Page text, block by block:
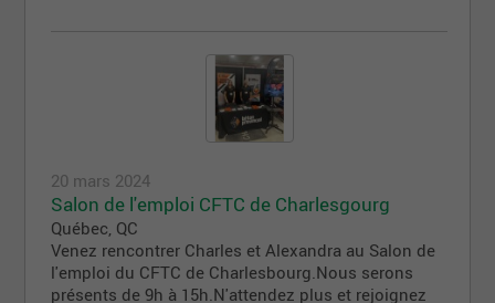
20 mars 2024
Salon de l'emploi CFTC de Charlesgourg
Québec, QC
Venez rencontrer Charles et Alexandra au Salon de
l'emploi du CFTC de Charlesbourg.Nous serons
présents de 9h à 15h.N'attendez plus et rejoignez